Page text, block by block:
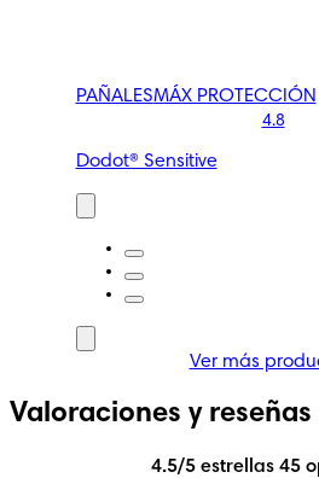
PAÑALESMÁX PROTECCIÓN
4.8
Dodot® Sensitive
Ver más
Valoraciones y reseñas
4.5/5 estrellas 45